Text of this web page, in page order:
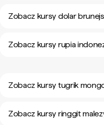
Zobacz kursy dolar
Zobacz kursy rupia
Zobacz kursy tugrik
Zobacz kursy ringgit